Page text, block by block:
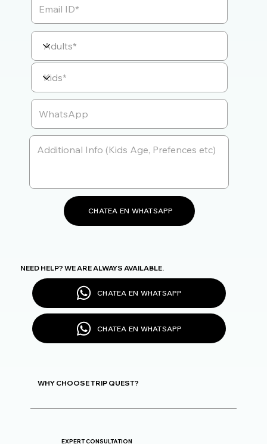
CHATEA EN WHATSAPP
NEED HELP? WE ARE ALWAYS AVAILABLE.
CHATEA EN WHATSAPP
CHATEA EN WHATSAPP
WHY CHOOSE TRIP QUEST?
EXPERT CONSULTATION